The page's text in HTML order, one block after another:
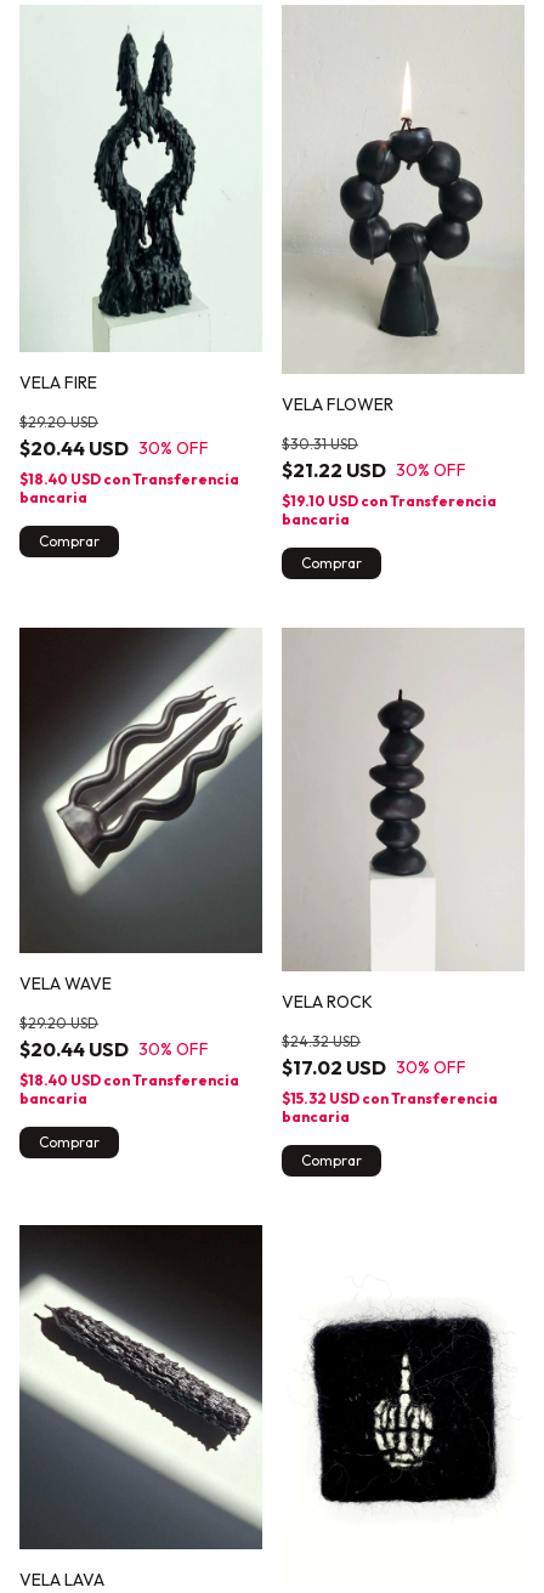
VELA FIRE
$20.44 USD
$29.20 USD
30% OFF
$18.40 USD conTransferencia
bancaria
VELA FLOWER
$21.22 USD
$30.31 USD
30% OFF
$19.10 USD conTransferencia
bancaria
VELA WAVE
$20.44 USD
$29.20 USD
30% OFF
$18.40 USD conTransferencia
bancaria
VELA ROCK
$17.02 USD
$24.32 USD
30% OFF
$15.32 USD conTransferencia
bancaria
VELA LAVA